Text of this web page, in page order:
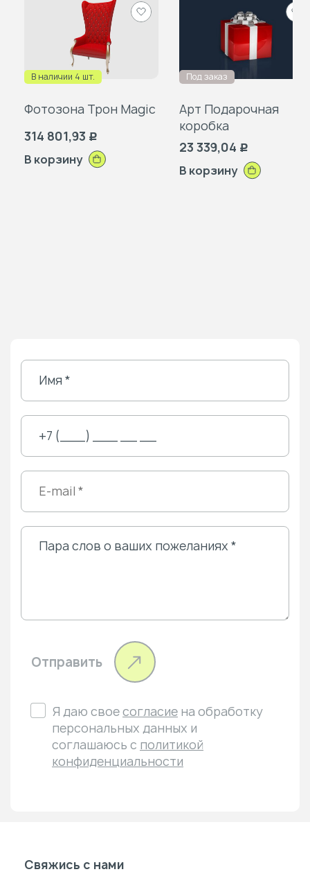
Добавить
в
В наличии 4 шт.
Фотозона Трон Magic
314 801,93 Р
В корзину
в
Под заказ
Арт Подарочная
коробка
23 339,04 Р
В корзину
Отправить
Я даю своесогласие на обработку
персональных данных и
соглашаюсь с политикой
конфиденциальности
Свяжись с нами